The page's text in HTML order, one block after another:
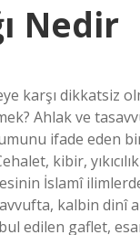
Nedir
karşı dikkatsiz
Ahlak ve
ifade eden
kibir,
İslamî
kalbin
edilen gaflet,